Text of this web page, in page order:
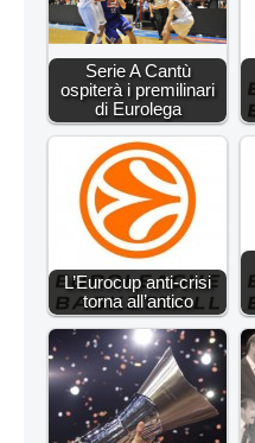
Serie A Cantù
ospiterà i premilinari
di Eurolega
L’Eurocup anti-crisi
torna all’antico